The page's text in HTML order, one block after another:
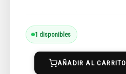
1 disponibles
How
AÑADIR AL CARRITO